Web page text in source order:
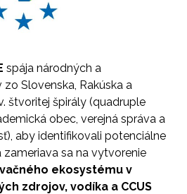
spája národných a
Slovenska, Rakúska a
štvoritej špirály (quadruple
obec, verejná správa a
aby identifikovali potenciálne
sa na vytvorenie
ekosystému v
zdrojov, vodíka a CCUS